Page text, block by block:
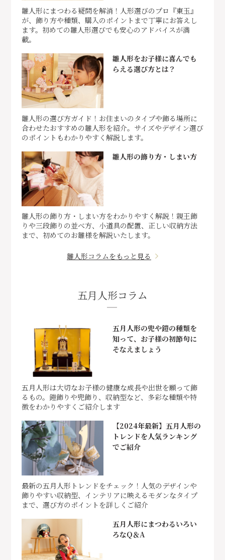
雛人形にまつわる疑問を解消！人形選びのプロ『東玉』
が、飾り方や種類、購入のポイントまで丁寧にお答えし
ます。初めての雛人形選びでも安心のアドバイスが満
載。
雛人形をお子様に喜んでも
らえる選び方とは？
雛人形の選び方ガイド！お住まいのタイプや飾る場所に
合わせたおすすめの雛人形を紹介。サイズやデザイン選び
のポイントもわかりやすく解説します。
雛人形の飾り方・しまい方
雛人形の飾り方・しまい方をわかりやすく解説！親王飾
りや三段飾りの並べ方、小道具の配置、正しい収納方法
まで、初めてのお雛様を解説いたします。
雛人形コラムをもっと見る
五月人形コラム
五月人形の兜や鎧の種類を
知って、お子様の初節句に
そなえましょう
五月人形は大切なお子様の健康な成長や出世を願って飾
るもの。鎧飾りや兜飾り、収納型など、多彩な種類や特
徴をわかりやすくご紹介します
【2024年最新】五月人形の
トレンドを人気ランキング
でご紹介
最新の五月人形トレンドをチェック！人気のデザインや
飾りやすい収納型、インテリアに映えるモダンなタイプ
まで、選び方のポイントを詳しくご紹介
五月人形にまつわるいろい
ろなQ＆A